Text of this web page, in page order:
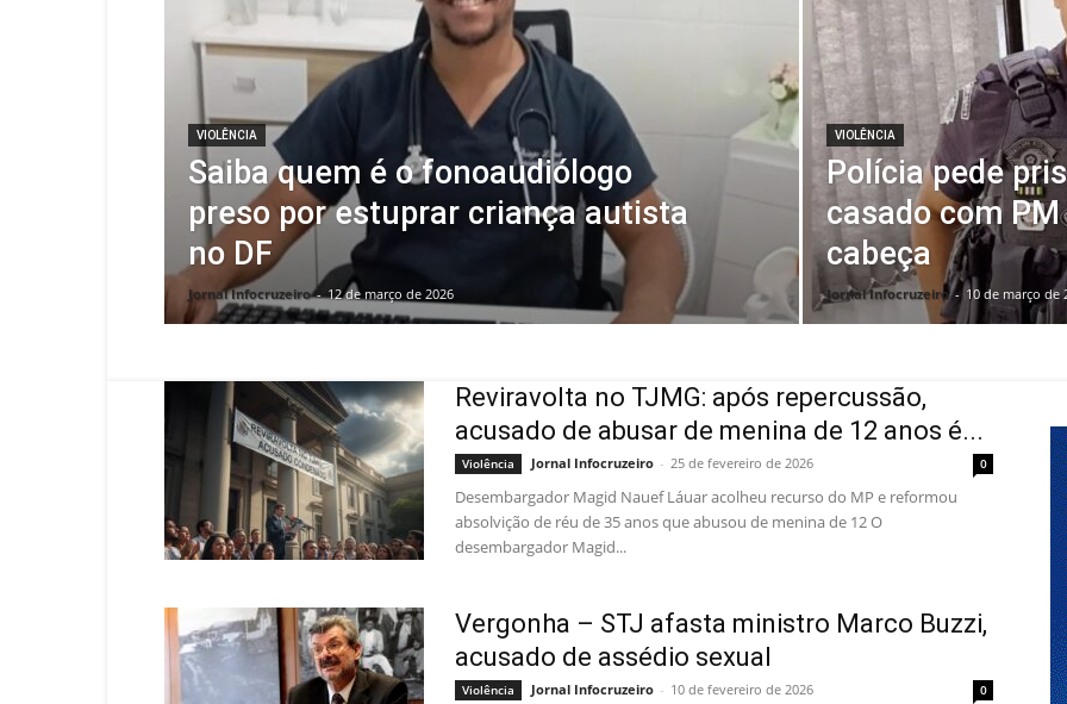
VIOLÊNCIA
Saiba quem é o fonoaudiólogo
preso por estuprar criança autista
no DF
Jornal Infocruzeiro - 12 de março de 2026
VIOLÊNCIA
Polícia pede
casado com
cabeça
Jornal Infocruzeiro - 10 de março de
Reviravolta no TJMG: após repercussão,
acusado de abusar de menina de 12 anos é...
Violência Jornal Infocruzeiro - 25 de fevereiro de 2026 0
Desembargador Magid Nauef Láuar acolheu recurso do MP e reformou
absolvição de réu de 35 anos que abusou de menina de 12 O
desembargador Magid...
Vergonha – STJ afasta ministro Marco Buzzi,
acusado de assédio sexual
Violência Jornal Infocruzeiro - 10 de fevereiro de 2026 0